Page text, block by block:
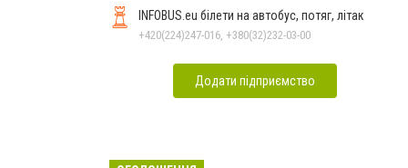
INFOBUS.eu білети на автобус, потяг, літак
+420(224)247-016, +380(32)232-03-00
Додати підприємство